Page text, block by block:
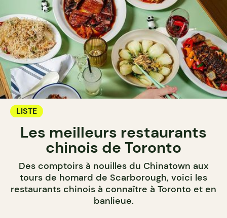
LISTE
Les meilleurs restaurants
chinois de Toronto
Des comptoirs à nouilles du Chinatown aux
tours de homard de Scarborough, voici les
restaurants chinois à connaître à Toronto et en
banlieue.